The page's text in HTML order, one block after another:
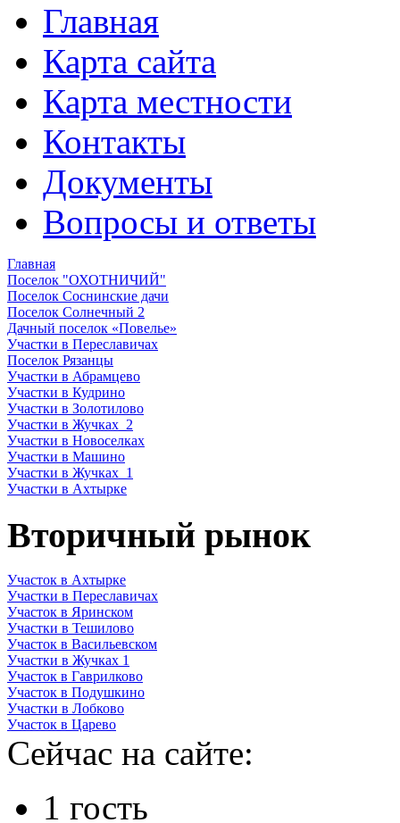
Главная
Карта сайта
Карта местности
Контакты
Документы
Вопросы и ответы
Главная
Поселок "ОХОТНИЧИЙ"
Поселок Соснинские дачи
Поселок Солнечный 2
Дачный поселок «Повелье»
Участки в Переславичах
Поселок Рязанцы
Участки в Абрамцево
Участки в Кудрино
Участки в Золотилово
Участки в Жучках_2
Участки в Новоселках
Участки в Машино
Участки в Жучках_1
Участки в Ахтырке
Вторичный рынок
Участок в Ахтырке
Участки в Переславичах
Участок в Яринском
Участки в Тешилово
Участок в Васильевском
Участки в Жучках 1
Участок в Гаврилково
Участок в Подушкино
Участки в Лобково
Участок в Царево
Сейчас на сайте:
1 гость